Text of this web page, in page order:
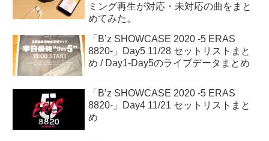
ミング再生が対応・未対応の曲をまと
めてみた。
「B’z SHOWCASE 2020 -5 ERAS
8820-」Day5 11/28 セットリストまと
め / Day1-Day5のライブデータまとめ
「B’z SHOWCASE 2020 -5 ERAS
8820-」Day4 11/21 セットリストまと
め